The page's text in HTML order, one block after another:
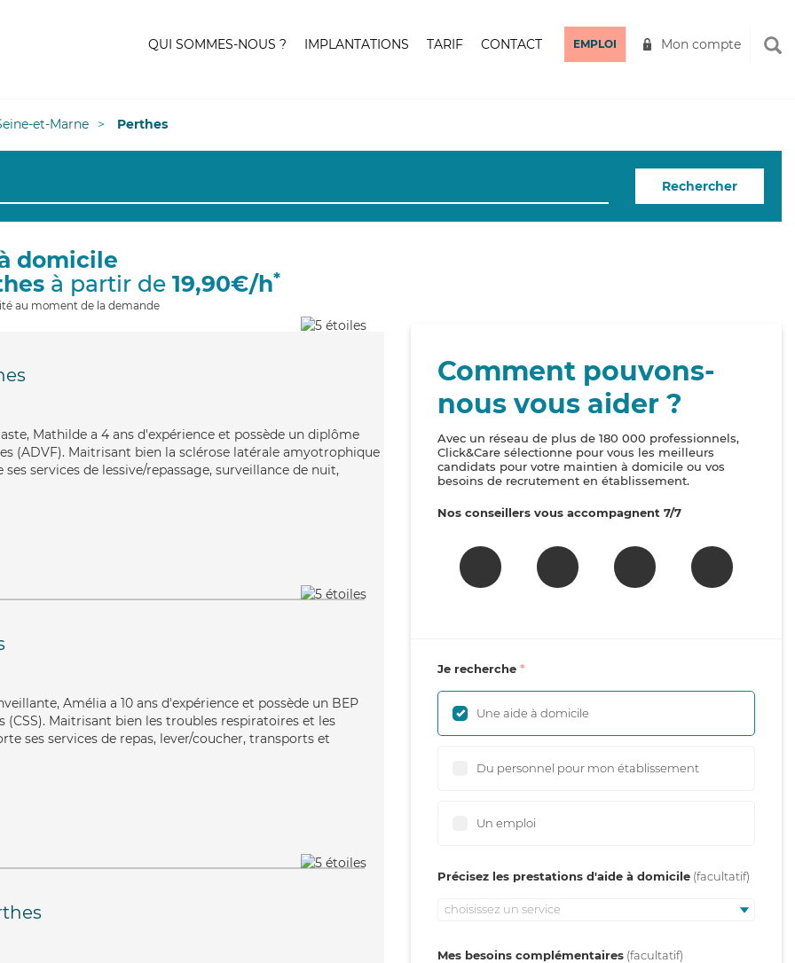
QUI SOMMES-NOUS ? IMPLANTATIONS TARIF CONTACT EMPLOI Mon compte
et-Marne Perthes
Rechercher
domicile
à partir de 19,90€/h*
au moment de la demande
Mathilde a 4 ans d'expérience et possède un diplôme
(ADVF). Maitrisant bien la sclérose latérale amyotrophique
services de lessive/repassage, surveillance de nuit,
Amélia a 10 ans d'expérience et possède un BEP
(CSS). Maitrisant bien les troubles respiratoires et les
ses services de repas, lever/coucher, transports et
Comment pouvons-
nous vous aider ?
Avec un réseau de plus de 180 000 professionnels,
Click&Care sélectionne pour vous les meilleurs
candidats pour votre maintien à domicile ou vos
besoins de recrutement en établissement.
Nos conseillers vous accompagnent 7/7
Je recherche
Une aide à domicile
Du personnel pour mon établissement
Un emploi
Précisez les prestations d'aide à domicile
choisissez un service
Mes besoins complémentaires